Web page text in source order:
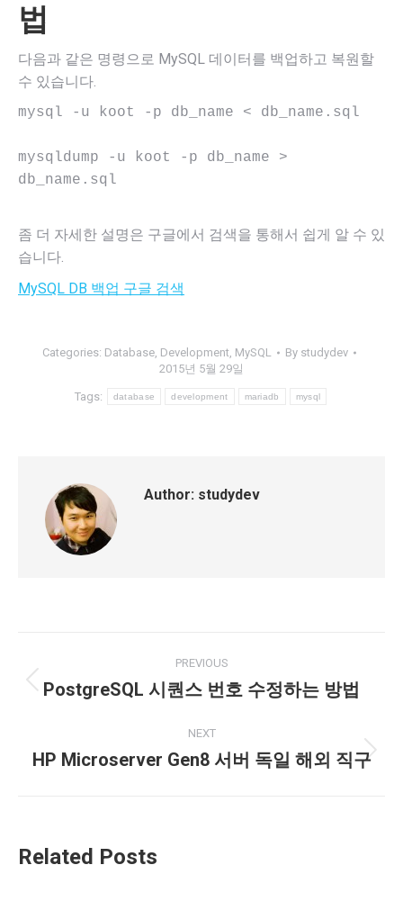
법
다음과 같은 명령으로 MySQL 데이터를 백업하고 복원할
수 있습니다.
mysql -u koot -p db_name < db_name.sql
mysqldump -u koot -p db_name >
db_name.sql
좀 더 자세한 설명은 구글에서 검색을 통해서 쉽게 알 수 있
습니다.
MySQL DB 백업 구글 검색
Categories: Database, Development, MySQL By studydev
2015년 5월 29일
Tags: database development mariadb mysql
Author: studydev
navigation
PREVIOUS
Previous
PostgreSQL 시퀀스 번호 수정하는 방법
NEXT
Next
HP Microserver Gen8 서버 독일 해외 직구
Related Posts